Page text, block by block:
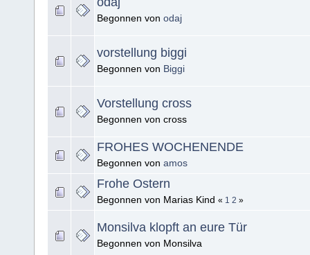
Begonnen von odaj
vorstellung biggi
Begonnen von Biggi
Vorstellung cross
Begonnen von cross
FROHES WOCHENENDE
Begonnen von amos
Frohe Ostern
Begonnen von Marias Kind « 1 2 »
Monsilva klopft an eure Tür
Begonnen von Monsilva